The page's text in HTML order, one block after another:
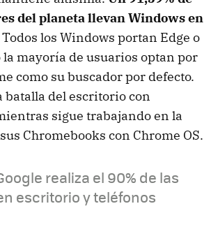
del planeta llevan Windows en
Todos los Windows portan Edge o
la mayoría de usuarios optan por
como su buscador por defecto.
batalla del escritorio con
sigue trabajando en la
Chromebooks con Chrome OS.
realiza el 90% de las
escritorio y teléfonos